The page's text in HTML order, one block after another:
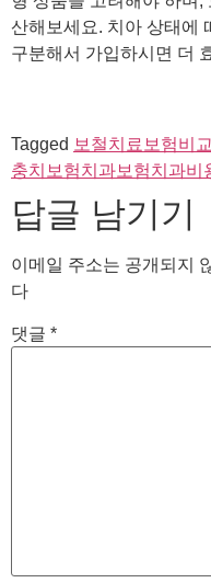
산해보세요. 치아 상태에
구분해서 가입하시면 더
Tagged 보철치료 보험비교
충치보험치과보험치과비
답글 남기기
이메일 주소는 공개되지
다
댓글 *